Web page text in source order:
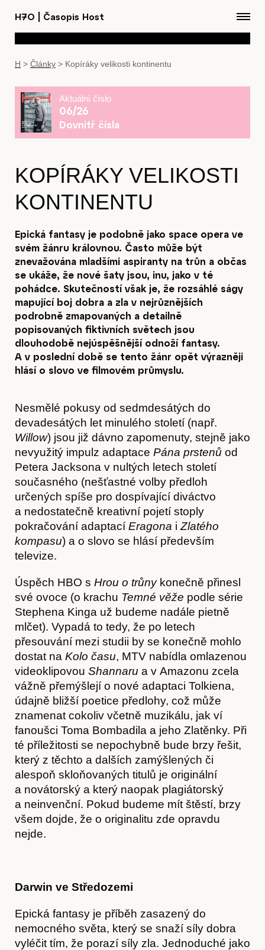
H7O Časopis Host
H > Články > Kopíráky velikosti kontinentu
Aktuální číslo
06/26
Dovnitř čísla
KOPÍRÁKY VELIKOSTI
KONTINENTU
Epická fantasy je podobně jako space opera ve
svém žánru královnou. Často může být
znevažována mladšími aspiranty na trůn a občas
se ukáže, že nové šaty jsou, inu, jako v té
pohádce. Skutečností však je, že rozsáhlé ságy
mapující boj dobra a zla v nejrůznějších
podrobně zmapovaných a detailně
popisovaných fiktivních světech jsou
dlouhodobě nejúspěšnější odnoží fantasy.
A v poslední době se tento žánr opět výrazněji
hlásí o slovo ve filmovém průmyslu.
Nesmělé pokusy od sedmdesátých do
devadesátých let minulého století (např.
Willow) jsou již dávno zapomenuty, stejně jako
nevyužitý impulz adaptace Pána prstenů od
Petera Jacksona v nultých letech století
současného (nešťastné volby předloh
určených spíše pro dospívající diváctvo
a nedostatečně kreativní pojetí stoply
pokračování adaptací Eragona i Zlatého
kompasu) a o slovo se hlásí především
televize.
Úspěch HBO s Hrou o trůnykonečně přinesl
své ovoce (o krachu Temné věže podle série
Stephena Kinga už budeme nadále pietně
mlčet). Vypadá to tedy, že po letech
přesouvání mezi studii by se konečně mohlo
dostat na Kolo času, MTV nabídla omlazenou
videoklipovou Shannaru a v Amazonu zcela
vážně přemýšlejí o nové adaptaci Tolkiena,
údajně bližší poetice předlohy, což může
znamenat cokoliv včetně muzikálu, jak ví
fanoušci Toma Bombadila a jeho Zlatěnky. Při
té příležitosti se nepochybně bude brzy řešit,
který z těchto a dalších zamýšlených či
alespoň skloňovaných titulů je originální
a novátorský a který naopak plagiátorský
a neinvenční. Pokud budeme mít štěstí, brzy
všem dojde, že o originalitu zde opravdu
nejde.
Darwin ve Středozemi
Epická fantasy je příběh zasazený do
nemocného světa, který se snaží síly dobra
vyléčit tím, že porazí síly zla. Jednoduché jako